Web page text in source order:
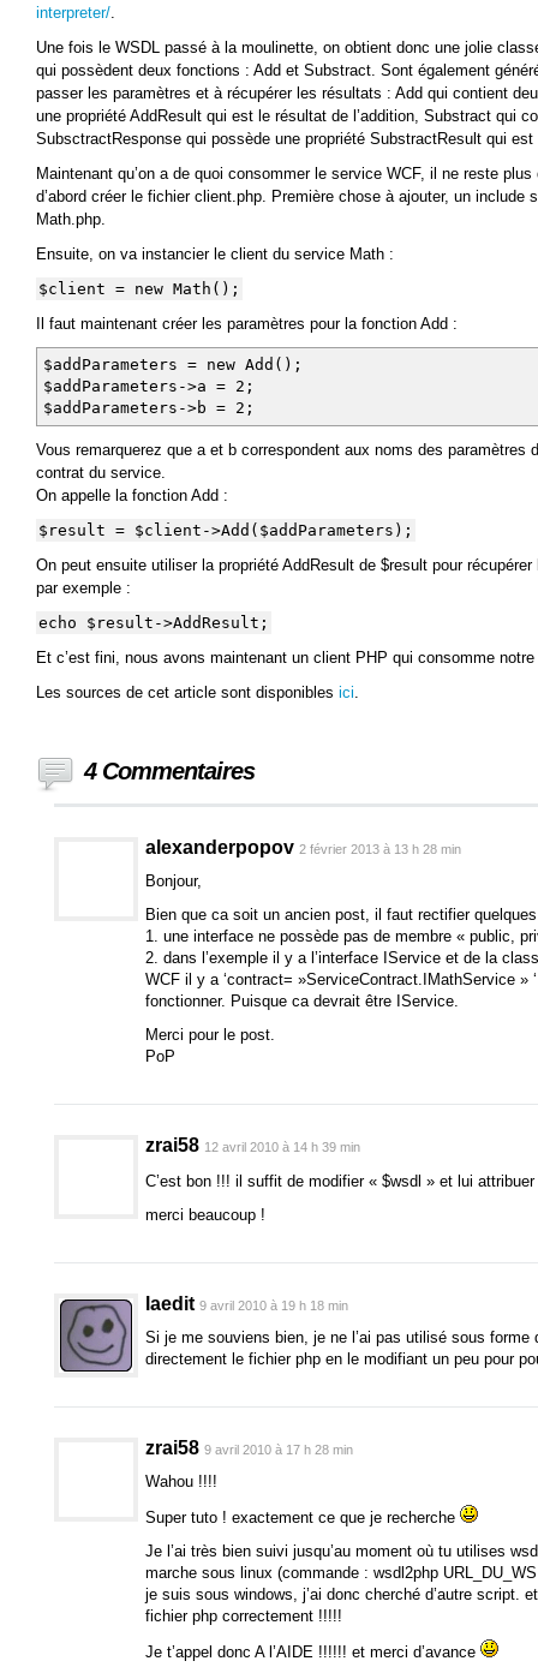
interpreter/.
Une fois le WSDL passé à la moulinette, on obtient donc une jolie
qui possèdent deux fonctions : Add et Substract. Sont également
passer les paramètres et à récupérer les résultats : Add qui contient
une propriété AddResult qui est le résultat de l’addition, Substract qui
SubsctractResponse qui possède une propriété SubstractResult qui
Maintenant qu’on a de quoi consommer le service WCF, il ne reste
d’abord créer le fichier client.php. Première chose à ajouter, un include
Math.php.
Ensuite, on va instancier le client du service Math :
$client = new Math();
Il faut maintenant créer les paramètres pour la fonction Add :
$addParameters = new Add();
$addParameters->a = 2;
$addParameters->b = 2;
Vous remarquerez que a et b correspondent aux noms des paramètres
contrat du service.
On appelle la fonction Add :
$result = $client->Add($addParameters);
On peut ensuite utiliser la propriété AddResult de $result pour récupérer
par exemple :
echo $result->AddResult;
Et c’est fini, nous avons maintenant un client PHP qui consomme
Les sources de cet article sont disponibles ici.
4 Commentaires
alexanderpopov 2 février 2013 à 13 h 28 min
Bonjour,
Bien que ca soit un ancien post, il faut rectifier
1. une interface ne possède pas de membre « public,
2. dans l’exemple il y a l’interface IService et de la
WCF il y a ‘contract= »ServiceContract.IMathService »
fonctionner. Puisque ca devrait être IService.
Merci pour le post.
PoP
zrai58 12 avril 2010 à 14 h 39 min
C’est bon !!! il suffit de modifier « $wsdl » et lui
merci beaucoup !
laedit 9 avril 2010 à 19 h 18 min
Si je me souviens bien, je ne l’ai pas utilisé sous forme
directement le fichier php en le modifiant un peu pour
zrai58 9 avril 2010 à 17 h 28 min
Wahou !!!!
Super tuto ! exactement ce que je recherche
Je l’ai très bien suivi jusqu’au moment où tu utilises
marche sous linux (commande : wsdl2php
je suis sous windows, j’ai donc cherché d’autre script.
fichier php correctement !!!!!
Je t’appel donc A l’AIDE !!!!!! et merci d’avance